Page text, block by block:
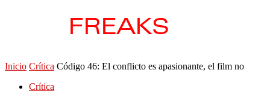
Inicio Crítica Código 46: El conflicto es apasionante, el film no
Crítica